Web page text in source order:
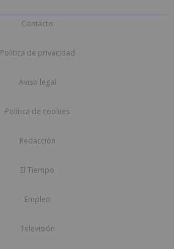
Contacto
Política de privacidad
Aviso legal
Política de cookies
Redacción
El Tiempo
Empleo
Televisión